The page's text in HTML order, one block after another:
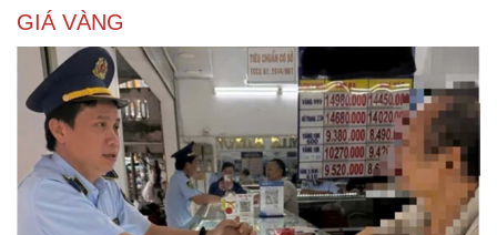
GIÁ VÀNG